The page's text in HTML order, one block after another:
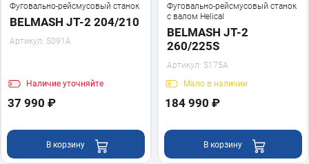
Фуговально-рейсмусовый станок
BELMASH JT-2 204/210
Артикул: S091A
Наличие уточняйте
37 990 ₽
В корзину
Фуговально-рейсмусовый станок
с валом Helical
BELMASH JT-2
260/225S
Артикул: S175A
Мало в наличии
184 990 ₽
В корзину